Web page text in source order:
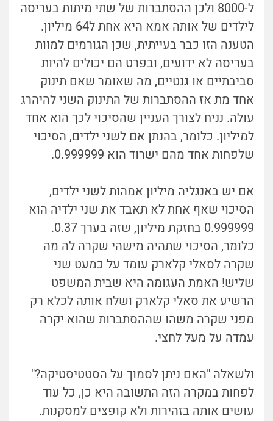
ל-8000 ולכן ההסתברות של שתי מיתות בעריסה
לילדים של אותה אמא היא אחת ל64 מיליון.
הטענה הזו כבר בעייתית, שכן הגורמים למוות
בעריסה לא ידועים, ובפרט הם יכולים להיות
סביבתיים או גנטיים, מה שאומר שאם תינוק
אחד מת אז ההסתברות של התינוק השני להיהרג
עולה. נניח לצורך העניין שהסיכוי לכך הוא אחד
למיליון. כלומר, בהנתן אם לשני ילדים, הסיכוי
שלפחות אחד מהם ישרוד הוא 0.999999.
אם יש באנגליה מיליון אמהות לשני ילדים,
הסיכוי שאף אחת לא תאבד את שני ילדיה הוא
0.999999 בחזקת מיליון, שזה בערך 0.37.
כלומר, הסיכוי שתהיה מישהי שקרה לה מה
שקרה לסאלי קלארק עומד על כמעט שני
שליש! האמת העגומה היא שבית המשפט
הרשיע את סאלי קלארק ושלח אותה לכלא רק
מפני שקרה משהו שההסתברות שהוא יקרה
עמדה על מעל לחצי.
ולשאלה "האם ניתן לסמוך על הסטטיסטיקה?"
לפחות במקרה הזה התשובה היא כן, כל עוד
עושים אותה בזהירות ולא קופצים למסקנות.